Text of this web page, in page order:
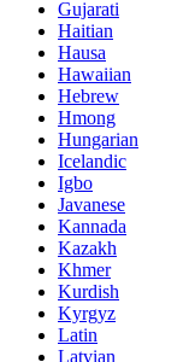
Gujarati
Haitian
Hausa
Hawaiian
Hebrew
Hmong
Hungarian
Icelandic
Igbo
Javanese
Kannada
Kazakh
Khmer
Kurdish
Kyrgyz
Latin
Latvian